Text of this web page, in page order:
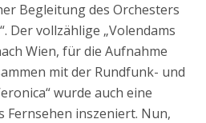
Begleitung des Orchesters
Der vollzählige „Volendams
Wien, für die Aufnahme
mit der Rundfunk- und
wurde auch eine
Fernsehen inszeniert. Nun,